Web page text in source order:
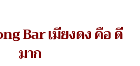
Bar เมียงดง คือ ดี
มาก